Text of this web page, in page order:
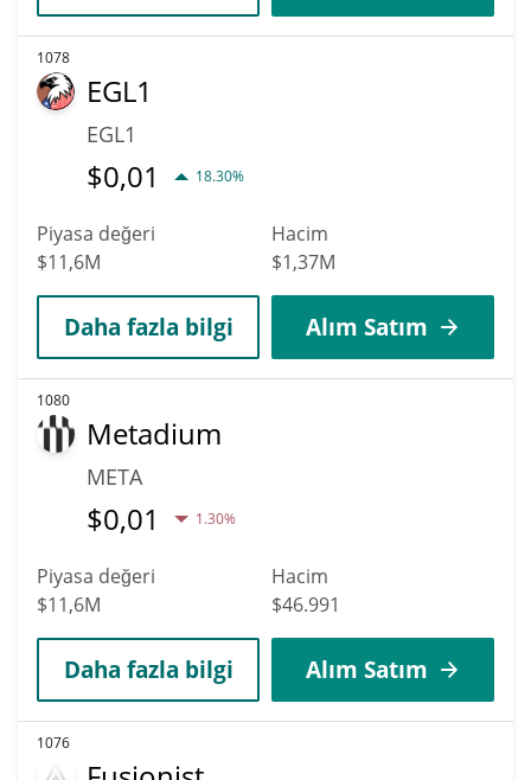
1078
EGL1
EGL1
$0,01 18.30%
Piyasa değeri
$11,6M
Hacim
$1,37M
Daha fazla bilgi Alım Satım
1080
Metadium
META
$0,01 1.30%
Piyasa değeri
$11,6M
Hacim
$46.991
Daha fazla bilgi Alım Satım
1076